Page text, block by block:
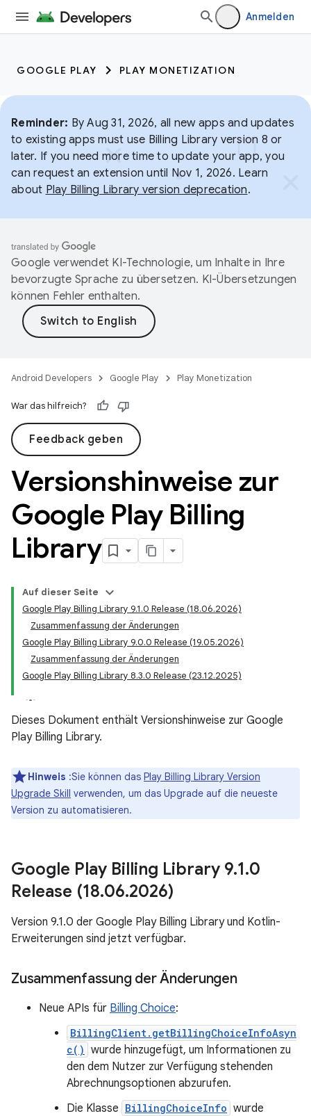
Anmelden
GOOGLE PLAY PLAY MONETIZATION
Reminder: By Aug 31, 2026, all new apps and updates
to existing apps must use Billing Library version 8 or
later. If you need more time to update your app, you
can request an extension until Nov 1, 2026. Learn
about Play Billing Library version deprecation.
Google verwendet KI-Technologie, um Inhalte in Ihre
bevorzugte Sprache zu übersetzen. KI-Übersetzungen
können Fehler enthalten.
Android Developers Google Play Play Monetization
War das hilfreich?
Feedback geben
Versionshinweise zur
Google Play Billing
Library
Auf dieser Seite
Google Play Billing Library 9.1.0 Release (18.06.2026)
Zusammenfassung der Änderungen
Google Play Billing Library 9.0.0 Release (19.05.2026)
Zusammenfassung der Änderungen
Google Play Billing Library 8.3.0 Release (23.12.2025)
Dieses Dokument enthält Versionshinweise zur Google
Play Billing Library.
Hinweis :Sie können das Play Billing Library Version
Upgrade Skill verwenden, um das Upgrade auf die neueste
Version zu automatisieren.
Google Play Billing Library 9.1.0
Release (18.06.2026)
Version 9.1.0 der Google Play Billing Library und Kotlin-
Erweiterungen sind jetzt verfügbar.
Zusammenfassung der Änderungen
Neue APIs für Billing Choice:
BillingClient.getBillingChoiceInfoAsyn
c() wurde hinzugefügt, um Informationen zu
den dem Nutzer zur Verfügung stehenden
Abrechnungsoptionen abzurufen.
Die Klasse BillingChoiceInfo wurde